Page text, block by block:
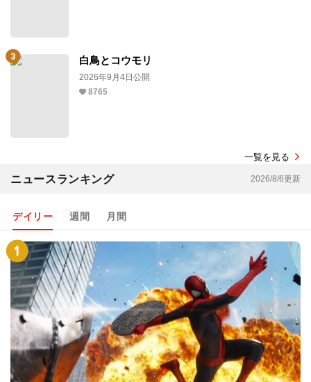
白鳥とコウモリ
2026年9月4日公開
8765
一覧を見る
ニュースランキング 2026/8/6更新
デイリー 週間 月間